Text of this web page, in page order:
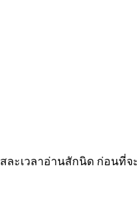
สละเวลาอ่านสักนิด ก่อนที่จ